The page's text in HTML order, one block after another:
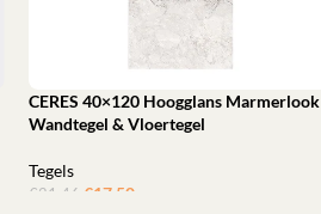
CERES 40×120 Hoogglans Marmerlook
Wandtegel & Vloertegel
Tegels
€21,46 €17,50ㅤㅤㅤㅤㅤㅤ